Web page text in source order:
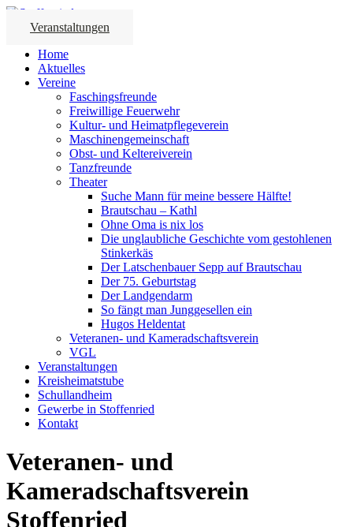
Veranstaltungen
Home
Aktuelles
Vereine
Faschingsfreunde
Freiwillige Feuerwehr
Kultur- und Heimatpflegeverein
Maschinengemeinschaft
Obst- und Keltereiverein
Tanzfreunde
Theater
Suche Mann für meine bessere Hälfte!
Brautschau – Kathl
Ohne Oma is nix los
Die unglaubliche Geschichte vom gestohlenen
Stinkerkäs
Der Latschenbauer Sepp auf Brautschau
Der 75. Geburtstag
Der Landgendarm
So fängt man Junggesellen ein
Hugos Heldentat
Veteranen- und Kameradschaftsverein
VGL
Veranstaltungen
Kreisheimatstube
Schullandheim
Gewerbe in Stoffenried
Kontakt
Veteranen- und
Kameradschaftsverein
Stoffenried